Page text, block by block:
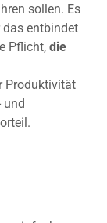
sollen. Es
das entbindet
Pflicht, die
Produktivität
und